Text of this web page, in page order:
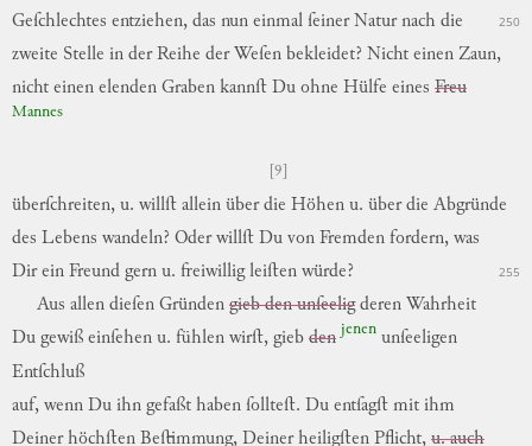
Geſchlechtes entziehen, das nun einmal ſeiner Natur nach die 250
zweite Stelle in der Reihe der Weſen bekleidet? Nicht einen Zaun,
nicht einen elenden Graben kannſt Du ohne Hülfe eines Freu
Mannes
[9]
überſchreiten, u. willſt allein über die Höhen u. über die Abgründe
des Lebens wandeln? Oder willſt Du von Fremden fordern, was
Dir ein Freund gern u. freiwillig leiſten würde? 255
Aus allen dieſen Gründen gieb den unſeelig deren Wahrheit
Du gewiß einſehen u. fühlen wirſt, gieb den jenen unſeeligen
Entſchluß
auf, wenn Du ihn gefaßt haben ſollteſt. Du entſagſt mit ihm
Deiner höchſten Beſtimmung, Deiner heiligſten Pflicht, u. auch